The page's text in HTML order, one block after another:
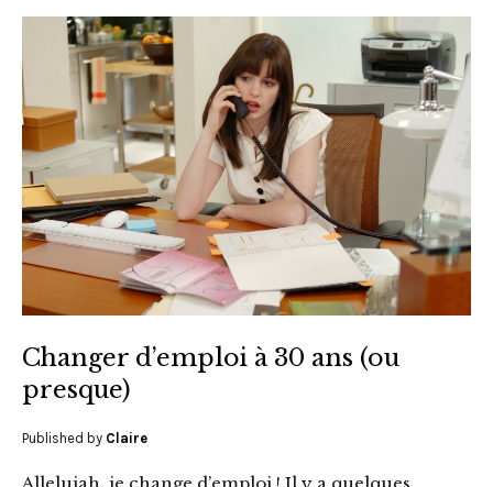
Changer d’emploi à 30 ans (ou
presque)
Published by Claire